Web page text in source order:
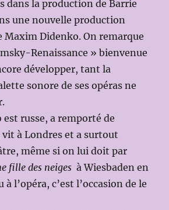
dans la production de Barrie
une nouvelle production
Maxim Didenko. On remarque
Renaissance » bienvenue
développer, tant la
sonore de ses opéras ne
russe, a remporté de
à Londres et a surtout
même si on lui doit par
fille des neiges à Wiesbaden en
à l’opéra, c’est l’occasion de le